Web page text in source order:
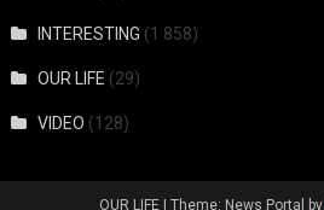
INTERESTING (1 858)
OUR LIFE (29)
VIDEO (128)
OUR LIFE Theme: News Portal by